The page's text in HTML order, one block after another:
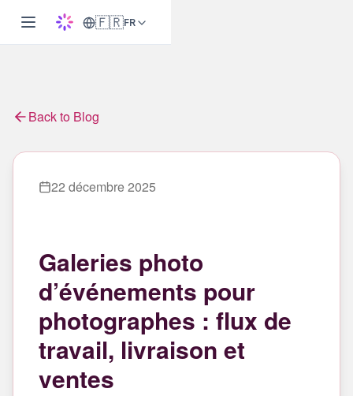
🇫🇷FR
Back to Blog
22 décembre 2025
Galeries photo
d’événements pour
photographes : flux de
travail, livraison et
ventes